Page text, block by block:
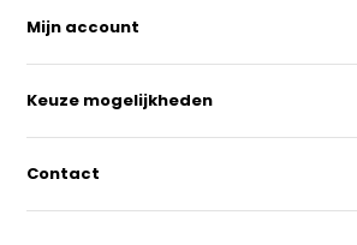
Mijn account
Keuze mogelijkheden
Contact